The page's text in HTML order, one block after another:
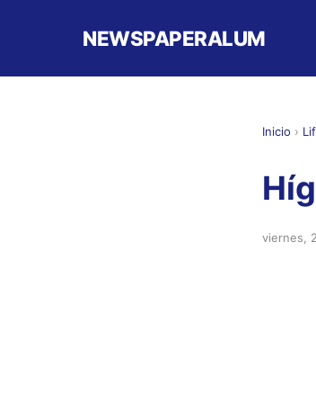
NEWSPAPERALUM
Inicio ›
viernes,